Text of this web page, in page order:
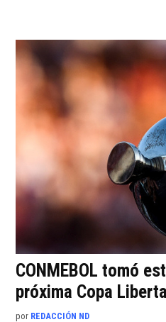
CONMEBOL tomó
próxima Copa
por REDACCIÓN ND